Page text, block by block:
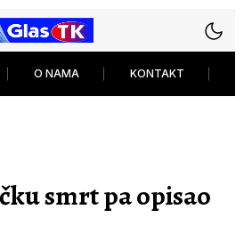
O NAMA KONTAKT
smrt pa opisao